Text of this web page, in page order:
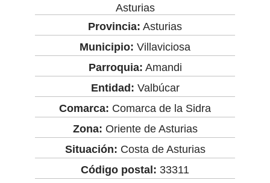
Asturias
Provincia: Asturias
Municipio: Villaviciosa
Parroquia: Amandi
Entidad: Valbúcar
Comarca: Comarca de la Sidra
Zona: Oriente de Asturias
Situación: Costa de Asturias
Código postal: 33311